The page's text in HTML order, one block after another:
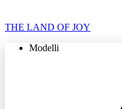
THE LAND OF JOY
Modelli